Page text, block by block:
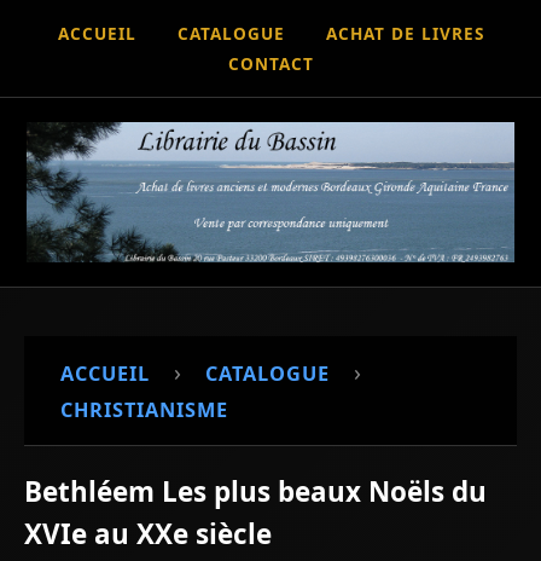
ACCUEIL CATALOGUE
ACHAT DE LIVRES
CONTACT
ACCUEIL › CATALOGUE ›
CHRISTIANISME
Bethléem Les plus beaux Noëls du
XVIe au XXe siècle